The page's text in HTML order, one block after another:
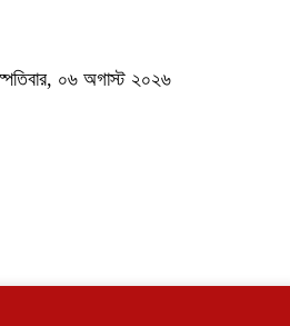
০৬ অগাস্ট ২০২৬